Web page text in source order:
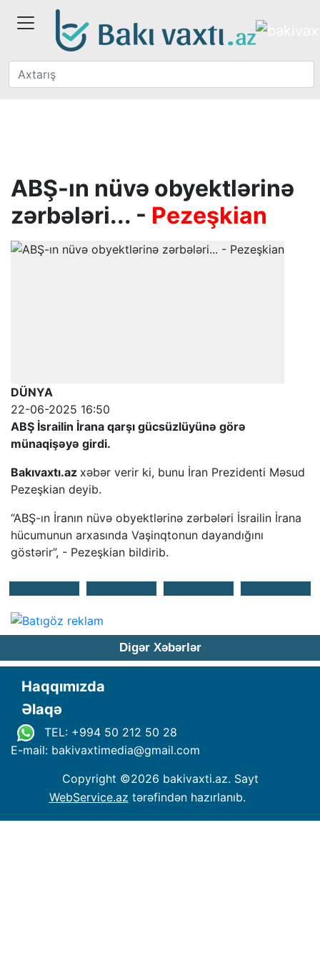
ABŞ-ın nüvə obyektlərinə
zərbələri... - Pezeşkian
DÜNYA
22-06-2025 16:50
ABŞ İsrailin İrana qarşı gücsüzlüyünə görə
münaqişəyə girdi.
Bakıvaxtı.az xəbər verir ki, bunu İran Prezidenti Məsud
Pezeşkian deyib.
“ABŞ-ın İranın nüvə obyektlərinə zərbələri İsrailin İrana
hücumunun arxasında Vaşinqtonun dayandığını
göstərir”, - Pezeşkian bildirib.
Digər Xəbərlər
Haqqımızda
Əlaqə
TEL: +994 50 212 50 28
E-mail: bakivaxtimedia@gmail.com
Copyright ©2026 bakivaxti.az. Sayt
WebService.az tərəfindən hazırlanıb.